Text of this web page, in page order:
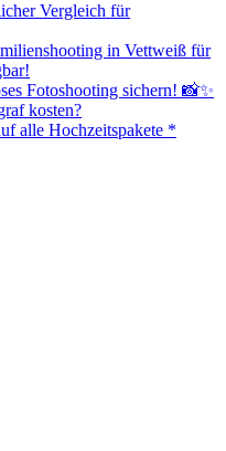
Vergleich für
in Vettweiß für
Fotoshooting sichern! 📸✨
kosten?
alle Hochzeitspakete *